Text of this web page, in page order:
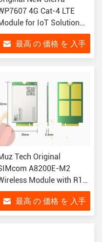
4G Cat-4 LTE
for IoT Solution
WP7607 Chipset
最高 の 価格 を 入手
Tech Original
A8200E-M2
Module with R16
SA/NSA Support PCIe
USB3.1 Interfaces and
Operating
最高 の 価格 を 入手